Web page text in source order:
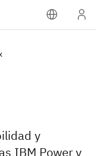
y
IBM Power y